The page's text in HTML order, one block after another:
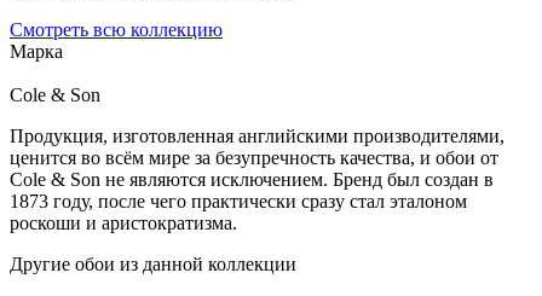
Смотреть всю коллекцию
Марка
Cole & Son
Продукция, изготовленная английскими производителями,
ценится во всём мире за безупречность качества, и обои от
Cole & Son не являются исключением. Бренд был создан в
1873 году, после чего практически сразу стал эталоном
роскоши и аристократизма.
Другие обои из данной коллекции